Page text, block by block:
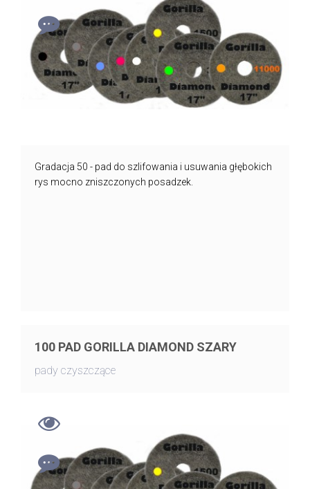
Gradacja 50 - pad do szlifowania i usuwania głębokich
rys mocno zniszczonych posadzek.
100 PAD GORILLA DIAMOND SZARY
pady czyszczące